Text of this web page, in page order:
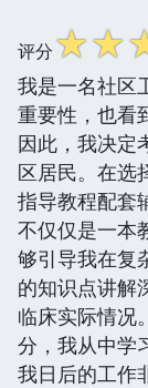
评分☆☆
我是一名社区
重要性，也看
因此，我决定
区居民。在选
指导教程配套
不仅仅是一本
够引导我在复
的知识点讲解
临床实际情况
分，我从中学
我日后的工作